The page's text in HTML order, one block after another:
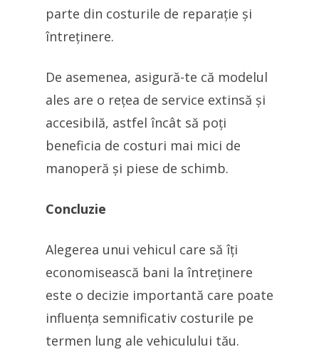
parte din costurile de reparație și
întreținere.
De asemenea, asigură-te că modelul
ales are o rețea de service extinsă și
accesibilă, astfel încât să poți
beneficia de costuri mai mici de
manoperă și piese de schimb.
Concluzie
Alegerea unui vehicul care să îți
economisească bani la întreținere
este o decizie importantă care poate
influența semnificativ costurile pe
termen lung ale vehiculului tău.